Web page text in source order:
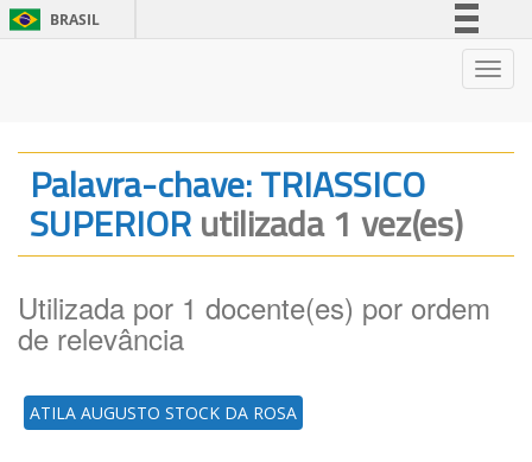
BRASIL
Legislação
Canais
Palavra-chave: TRIASSICO
SUPERIORutilizada 1 vez(es)
Utilizada por 1 docente(es) por ordem
de relevância
ATILA AUGUSTO STOCK DA ROSA